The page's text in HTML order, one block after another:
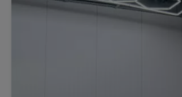
Range Rover Corvette